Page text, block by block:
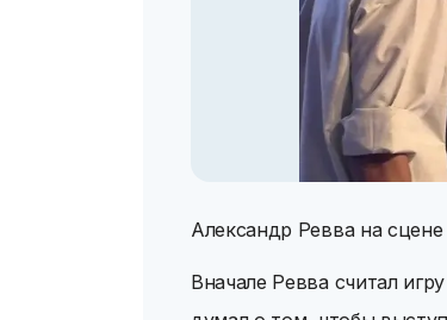
Александр Ревва на
Вначале Ревва считал